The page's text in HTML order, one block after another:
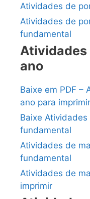
Atividades de
Atividades de
fundamental
Atividades
ano
Baixe em PDF –
ano para imprimir
Baixe
fundamental
Atividades de
fundamental
Atividades de
imprimir